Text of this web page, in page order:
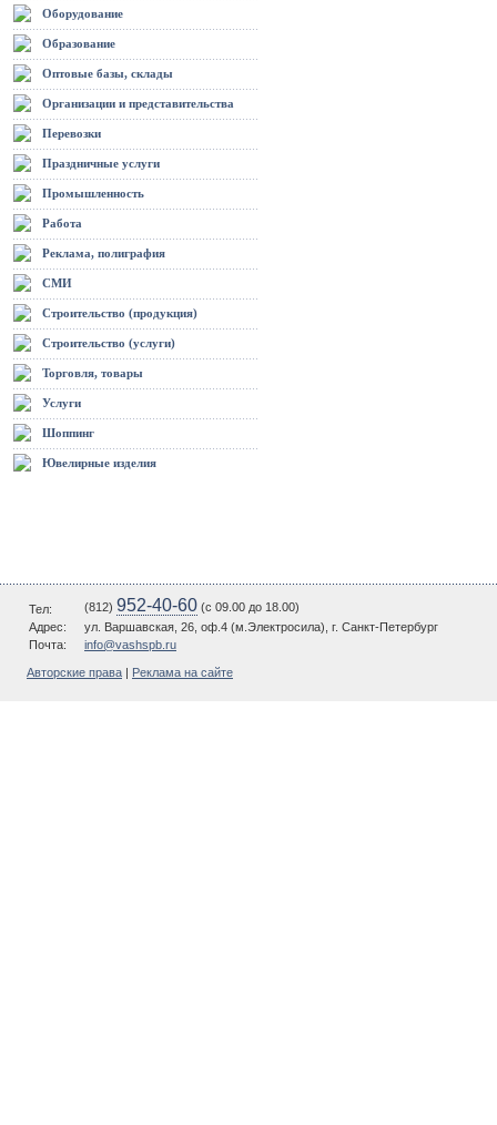
Оборудование
Образование
Оптовые базы, склады
Организации и представительства
Перевозки
Праздничные услуги
Промышленность
Работа
Реклама, полиграфия
СМИ
Строительство (продукция)
Строительство (услуги)
Торговля, товары
Услуги
Шоппинг
Ювелирные изделия
Тел: (812) 952-40-60 (c 09.00 до 18.00)
Адрес:
ул. Варшавская, 26, оф.4 (м.Электросила), г. Санкт-Петербург
Почта:
info@vashspb.ru
Авторские права Реклама на сайте